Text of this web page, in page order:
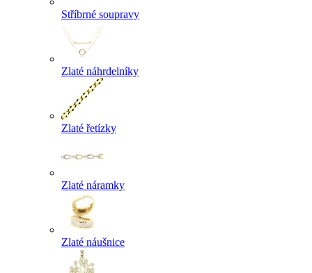
Stříbrné soupravy
Zlaté náhrdelníky
Zlaté řetízky
Zlaté náramky
Zlaté náušnice